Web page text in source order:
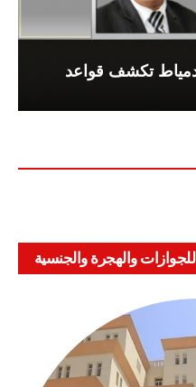
تكشف قواعد
والهجرة والجنسية